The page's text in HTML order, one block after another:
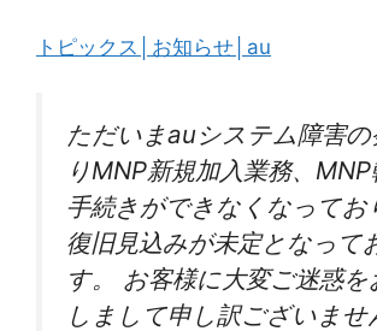
トピックス│お知らせ│au
ただいまauシステム障害の
りMNP新規加入業務、
手続きができなくなってお
復旧見込みが未定となって
す。 お客様に大変ご迷惑
しまして申し訳ございませ